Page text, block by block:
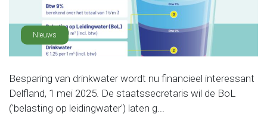
Nieuws
Besparing van drinkwater wordt nu financieel interessant
Delfland, 1 mei 2025. De staatssecretaris wil de BoL
('belasting op leidingwater') laten g...